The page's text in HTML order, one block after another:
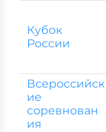
Кубок
России
Всероссийск
ие
соревнован
ия